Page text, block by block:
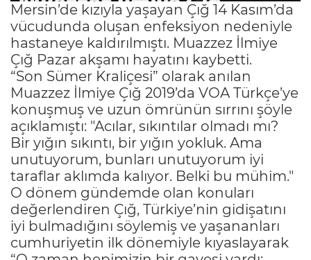
Mersin’de kızıyla yaşayan Çığ 14 Kasım’da
vücudunda oluşan enfeksiyon nedeniyle
hastaneye kaldırılmıştı. Muazzez İlmiye
Çığ Pazar akşamı hayatını kaybetti.
“Son Sümer Kraliçesi” olarak anılan
Muazzez İlmiye Çığ 2019’da VOA Türkçe’ye
konuşmuş ve uzun ömrünün sırrını şöyle
açıklamıştı: "Acılar, sıkıntılar olmadı mı?
Bir yığın sıkıntı, bir yığın yokluk. Ama
unutuyorum, bunları unutuyorum iyi
taraflar aklımda kalıyor. Belki bu mühim."
O dönem gündemde olan konuları
değerlendiren Çığ, Türkiye’nin gidişatını
iyi bulmadığını söylemiş ve yaşananları
cumhuriyetin ilk dönemiyle kıyaslayarak